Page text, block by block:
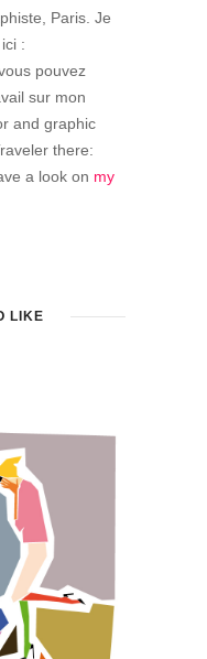
Paris. Je
:
pouvez
sur mon
and graphic
there:
a look on my
LIKE